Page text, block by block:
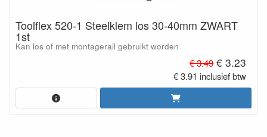
Toolflex 520-1 Steelklem los 30-40mm ZWART
1st
Kan los of met montagerail gebruikt worden
€ 3.49€ 3.23
€ 3.91 inclusief btw